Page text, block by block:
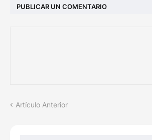
PUBLICAR UN COMENTARIO
Artículo Anterior